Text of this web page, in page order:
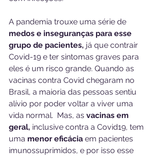
A pandemia trouxe uma série de
medos e inseguranças para esse
grupo de pacientes, já que contrair
Covid-19 e ter sintomas graves para
eles é um risco grande. Quando as
vacinas contra Covid chegaram no
Brasil, a maioria das pessoas sentiu
alívio por poder voltar a viver uma
vida normal.  Mas, as vacinas em
geral, inclusive contra a Covid19, tem
uma menor eficácia em pacientes
imunossuprimidos, e por isso esse